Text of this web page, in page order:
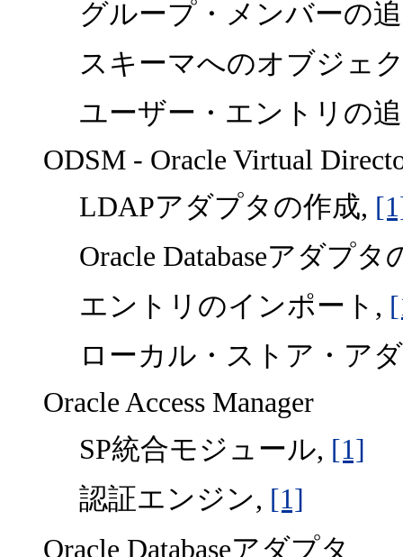
グループ・メンバーの
スキーマへのオブジェ
ユーザー・エントリの
ODSM - Oracle Virtual
LDAPアダプタの作成,
Oracle Databaseアダプタ
エントリのインポート,
ローカル・ストア・ア
Oracle Access Manager
SP統合モジュール, [1]
認証エンジン, [1]
Oracle Databaseアダプタ